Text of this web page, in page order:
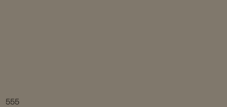
555